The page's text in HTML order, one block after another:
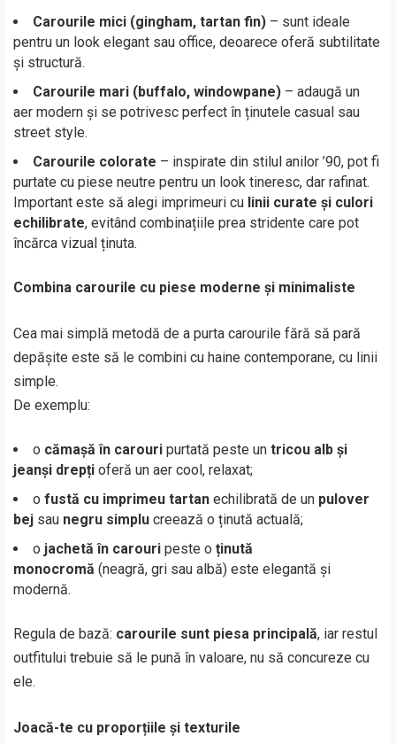
Carourile mici (gingham, tartan fin) – sunt ideale
pentru un look elegant sau office, deoarece oferă subtilitate
și structură.
Carourile mari (buffalo, windowpane) – adaugă un
aer modern și se potrivesc perfect în ținutele casual sau
street style.
Carourile colorate – inspirate din stilul anilor ’90, pot fi
purtate cu piese neutre pentru un look tineresc, dar rafinat.
Important este să alegi imprimeuri cu linii curate și culori
echilibrate, evitând combinațiile prea stridente care pot
încărca vizual ținuta.
Combina carourile cu piese moderne și minimaliste
Cea mai simplă metodă de a purta carourile fără să pară
depășite este să le combini cu haine contemporane, cu linii
simple.
De exemplu:
o cămașă în carouri purtată peste untricou alb și
jeanși drepți oferă un aer cool, relaxat;
ofustă cu imprimeu tartan echilibrată de un pulover
bej sau negru simplu creează o ținută actuală;
o jachetă în carouri peste oținută
monocromă (neagră, gri sau albă) este elegantă și
modernă.
Regula de bază: carourile sunt piesa principală, iar restul
outfitului trebuie să le pună în valoare, nu să concureze cu
ele.
Joacă-te cu proporțiile și texturile